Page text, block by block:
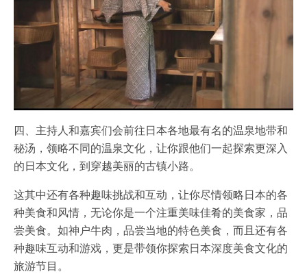
四、主持人和嘉宾们会前往日本各地最有名的温泉地带和
秘汤，领略不同的温泉文化，让你跟他们一起探索更深入
的日本文化，到穿越美丽的古镇小路。
这其中还有各种趣味挑战和互动，让你尽情领略日本的各
种美食和风情，无论你是一个注重美味佳肴的美食家，品
尝美食。如神户牛肉，品尝当地的特色美食，而且还有各
种趣味互动和游戏，更是带领你探索日本深度美食文化的
旅游节目。